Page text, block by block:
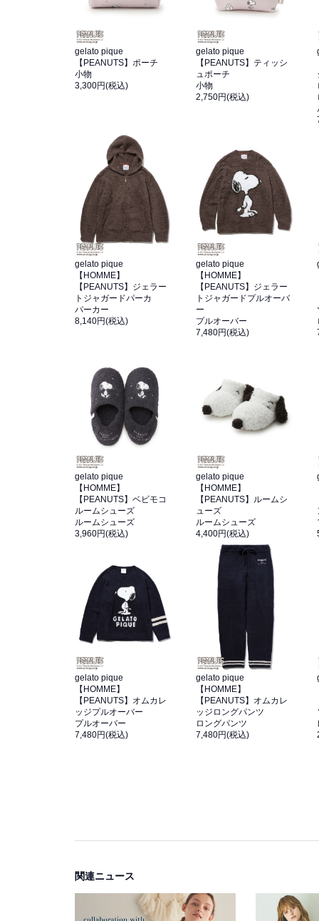
gelato pique
【PEANUTS】ポーチ
小物
3,300円(税込)
gelato pique
【PEANUTS】ティッシ
ュポーチ
小物
2,750円(税込)
gelato pique
【HOMME】
【PEANUTS】ジェラー
トジャガードパーカ
パーカー
8,140円(税込)
gelato pique
【HOMME】
【PEANUTS】ジェラー
トジャガードプルオーバ
ー
プルオーバー
7,480円(税込)
gelato pique
【HOMME】
【PEANUTS】ベビモコ
ルームシューズ
ルームシューズ
3,960円(税込)
gelato pique
【HOMME】
【PEANUTS】ルームシ
ューズ
ルームシューズ
4,400円(税込)
gelato pique
【HOMME】
【PEANUTS】オムカレ
ッジプルオーバー
プルオーバー
7,480円(税込)
gelato pique
【HOMME】
【PEANUTS】オムカレ
ッジロングパンツ
ロングパンツ
7,480円(税込)
関連ニュース